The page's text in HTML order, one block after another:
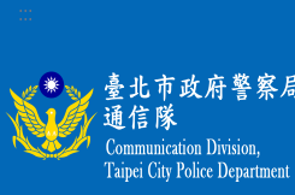
跳到主要內容區塊
:::